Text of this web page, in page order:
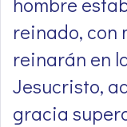
reinado, con
reinarán en
Jesucristo,
gracia